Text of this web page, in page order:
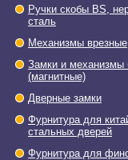
Ручки скобы BS,
сталь
Механизмы врезные
Замки и
(магнитные)
Дверные замки
Фурнитура для
стальных дверей
Фурнитура для